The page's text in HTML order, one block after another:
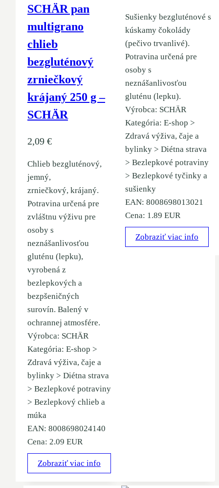
SCHÄR pan
multigrano
chlieb
bezgluténový
zrniečkový
krájaný 250 g –
SCHÄR
2,09 €
Chlieb bezgluténový,
jemný,
zrniečkový, krájaný.
Potravina určená pre
zvláštnu výživu pre
osoby s
neznášanlivosťou
gluténu (lepku),
vyrobená z
bezlepkových a
bezpšeničných
surovín. Balený v
ochrannej atmosfére.
Výrobca: SCHÄR
Kategória: E-shop >
Zdravá výživa, čaje a
bylinky > Diétna strava
> Bezlepkové potraviny
> Bezlepkový chlieb a
múka
EAN: 8008698024140
Cena: 2.09 EUR
Zobraziť viac info
Sušienky bezgluténové s
kúskamy čokolády
(pečivo trvanlivé).
Potravina určená pre
osoby s
neznášanlivosťou
gluténu (lepku).
Výrobca: SCHÄR
Kategória: E-shop >
Zdravá výživa, čaje a
bylinky > Diétna strava
> Bezlepkové potraviny
> Bezlepkové tyčinky a
sušienky
EAN: 8008698013021
Cena: 1.89 EUR
Zobraziť viac info